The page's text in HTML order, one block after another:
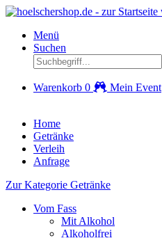
Menü
Suchen
Warenkorb 0 Mein Event
Home
Getränke
Verleih
Anfrage
Zur Kategorie Getränke
Vom Fass
Mit Alkohol
Alkoholfrei